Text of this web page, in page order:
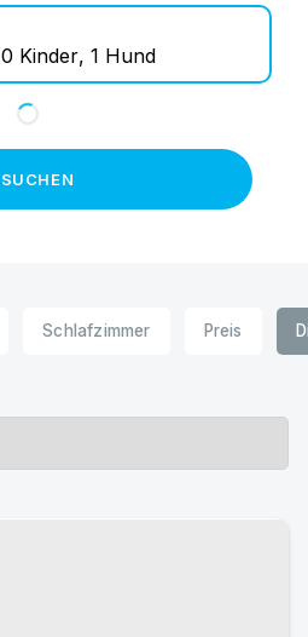
0 Kinder, 1 Hund
SUCHEN
Schlafzimmer Preis